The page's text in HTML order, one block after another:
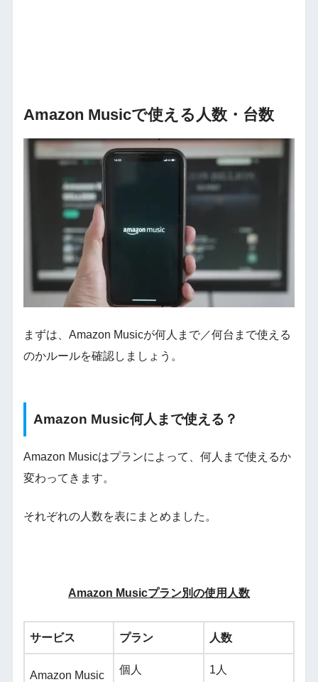
Amazon Musicで使える人数・台数
まずは、Amazon Musicが何人まで／何台まで使える
のかルールを確認しましょう。
Amazon Music何人まで使える？
Amazon Musicはプランによって、何人まで使えるか
変わってきます。
それぞれの人数を表にまとめました。
Amazon Musicプラン別の使用人数
サービス プラン 人数
Amazon Music
個人 1人